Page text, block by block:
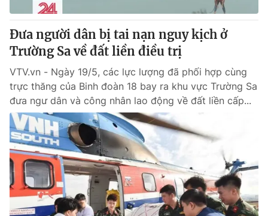
Câu chuyện quốc tế
Thị trường
Góc doanh nghiệp
Truyền hình
Phim VTV
Hậu trường
Nhân vật
Khán giả
Giải sao mai
Giải trí
Điện ảnh
Âm nhạc
Sao
Đời sống
Du lịch
Làm đẹp
Chất lượng cuộc sống
Giáo dục
Tuyển sinh
Học trực tuyến
Công nghệ
Hitech Công nghệ tương lai
Giao lưu trực tuyến
Đưa người dân bị tai nạn nguy kịch ở
Trường Sa về đất liền điều trị
VTV.vn - Ngày 19/5, các lực lượng đã phối hợp cùng
trực thăng của Binh đoàn 18 bay ra khu vực Trường Sa
đưa ngư dân và công nhân lao động về đất liền cấp...